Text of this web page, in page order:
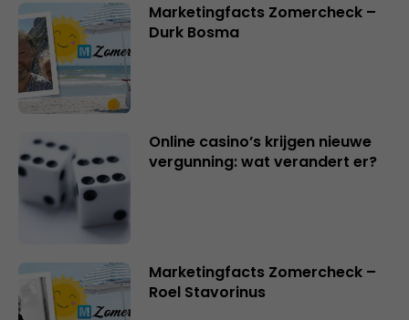
Marketingfacts Zomercheck –
Durk Bosma
Online casino’s krijgen nieuwe
vergunning: wat verandert er?
Marketingfacts Zomercheck –
Roel Stavorinus